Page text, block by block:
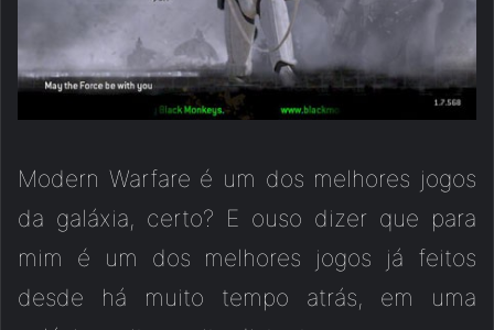
Modern Warfare é um dos melhores jogos
da galáxia, certo? E ouso dizer que para
mim é um dos melhores jogos já feitos
desde há muito tempo atrás, em uma